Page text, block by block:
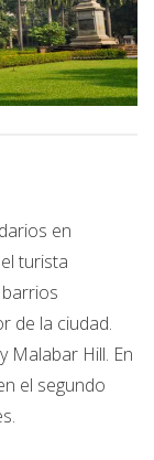
en
turista
de la ciudad.
Malabar Hill. En
el segundo